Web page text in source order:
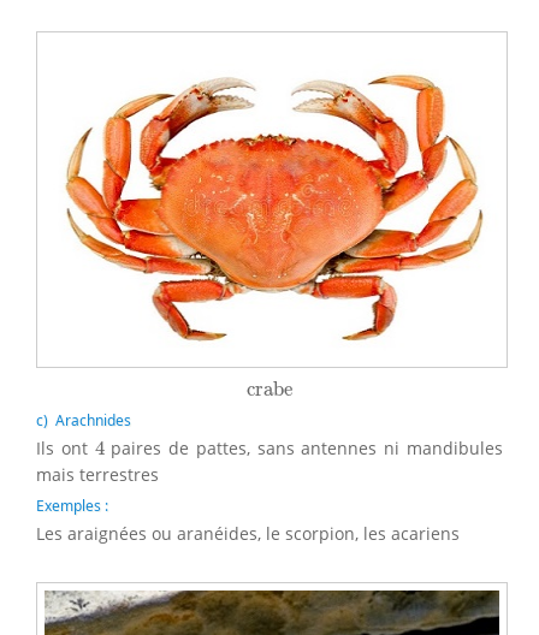
crabe
crabe
c) Arachnides
Ils ont 4
4paires de pattes, sans antennes ni mandibules
mais terrestres
Exemples :
Les araignées ou aranéides, le scorpion, les acariens